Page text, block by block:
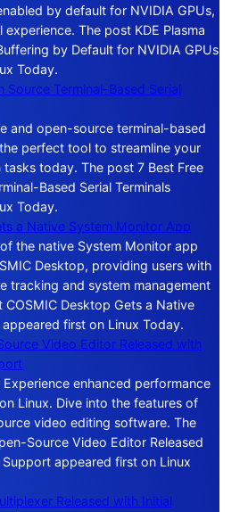
by default for NVIDIA GPUs,
The post KDE Plasma
by Default for NVIDIA GPUs
Today.
Source Terminal-Based Serial
and open-source terminal-based
perfect tool to streamline your
tasks today. The post 7 Best Free
Based Serial Terminals
Today.
a Native System Monitor App
the native System Monitor app
Desktop, providing users with
tracking and system management
Desktop Gets a Native
first on Linux Today.
Video Editor Released with
enhanced performance
Linux. Dive into the features of
video editing software. The
Source Video Editor Released
appeared first on Linux
Released with Initial